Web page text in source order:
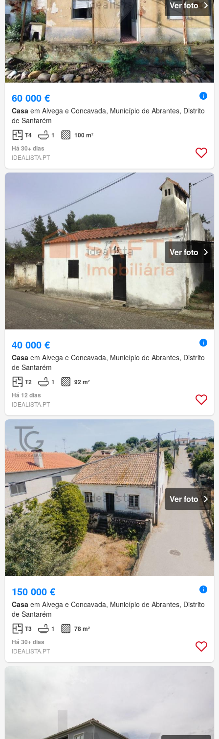
Ver foto
60 000 €
Casa em Alvega e Concavada, Município de Abrantes, Distrito
de Santarém
T4 1
100 m²
Há 30+ dias
IDEALISTA.PT
Ver foto
40 000 €
Casa em Alvega e Concavada, Município de Abrantes, Distrito
de Santarém
T2 1
92 m²
Há 12 dias
IDEALISTA.PT
Ver foto
150 000 €
Casa em Alvega e Concavada, Município de Abrantes, Distrito
de Santarém
T3 1
78 m²
Há 30+ dias
IDEALISTA.PT